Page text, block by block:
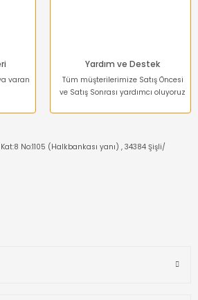
varan
Yardım ve Destek
Tüm müşterilerimize Satış Öncesi
ve Satış Sonrası yardımcı oluyoruz
Kat:8 No:1105 (Halkbankası yanı) , 34384 Şişli/